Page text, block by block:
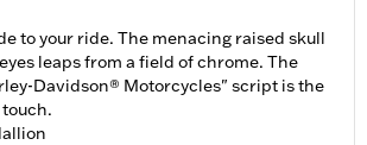
to your ride. The menacing raised skull
leaps from a field of chrome. The
Davidson® Motorcycles" script is the